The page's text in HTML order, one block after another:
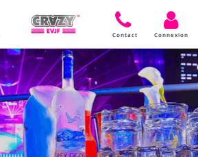
Contact Connexion